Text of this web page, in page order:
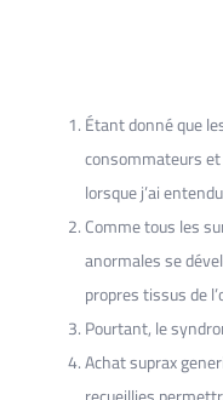
Étant donné que
consommateurs
lorsque j’ai
Comme tous les
anormales se
propres tissus de
Pourtant, le
Achat suprax